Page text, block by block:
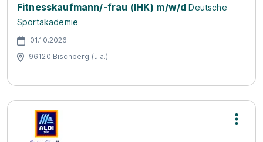
Fitnesskaufmann/-frau (IHK) m/w/d Deutsche
Sportakademie
01.10.2026
96120 Bischberg (u.a.)